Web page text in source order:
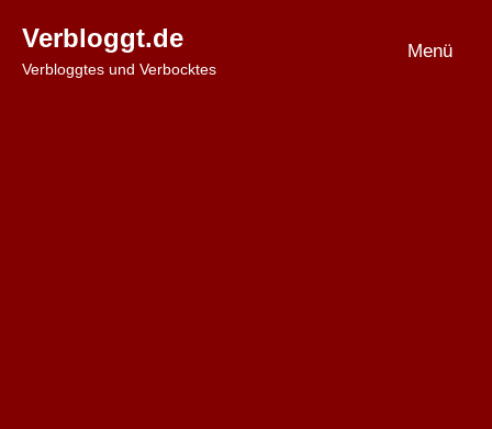
Inhalt
springen
Verbloggt.de
Verbloggtes und Verbocktes
Menü